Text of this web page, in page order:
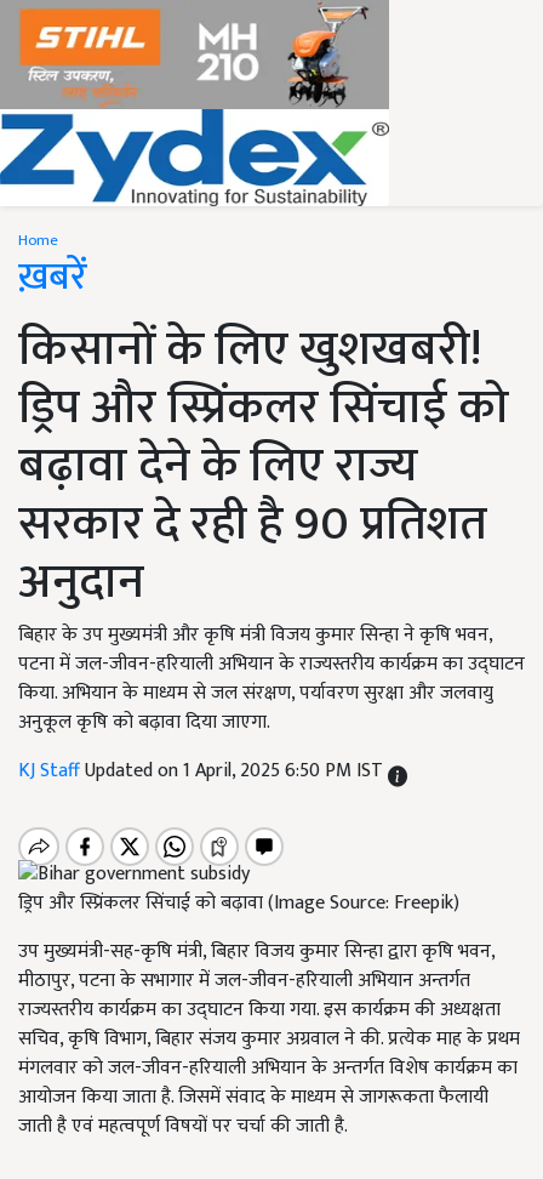
Home
ख़बरें
किसानों के लिए खुशखबरी!
ड्रिप और स्प्रिंकलर सिंचाई को
बढ़ावा देने के लिए राज्य
सरकार दे रही है 90 प्रतिशत
अनुदान
बिहार के उप मुख्यमंत्री और कृषि मंत्री विजय कुमार सिन्हा ने कृषि भवन,
पटना में जल-जीवन-हरियाली अभियान के राज्यस्तरीय कार्यक्रम का उद्घाटन
किया. अभियान के माध्यम से जल संरक्षण, पर्यावरण सुरक्षा और जलवायु
अनुकूल कृषि को बढ़ावा दिया जाएगा.
KJ StaffUpdated on 1 April, 2025 6:50 PM IST
ड्रिप और स्प्रिंकलर सिंचाई को बढ़ावा (Image Source: Freepik)
उप मुख्यमंत्री-सह-कृषि मंत्री, बिहार विजय कुमार सिन्हा द्वारा कृषि भवन,
मीठापुर, पटना के सभागार में जल-जीवन-हरियाली अभियान अन्तर्गत
राज्यस्तरीय कार्यक्रम का उद्घाटन किया गया. इस कार्यक्रम की अध्यक्षता
सचिव, कृषि विभाग, बिहार संजय कुमार अग्रवाल ने की. प्रत्येक माह के प्रथम
मंगलवार को जल-जीवन-हरियाली अभियान के अन्तर्गत विशेष कार्यक्रम का
आयोजन किया जाता है. जिसमें संवाद के माध्यम से जागरूकता फैलायी
जाती है एवं महत्वपूर्ण विषयों पर चर्चा की जाती है.